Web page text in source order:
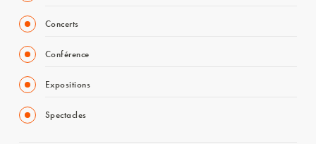
Concerts
Conférence
Expositions
Spectacles